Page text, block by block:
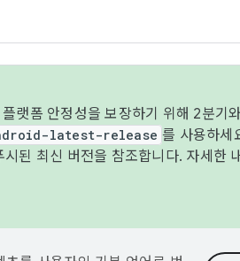
랫폼 안정성을 보장하기 위해 2분기
latest-release 를 사용하세
된 최신 버전을 참조합니다. 자세한